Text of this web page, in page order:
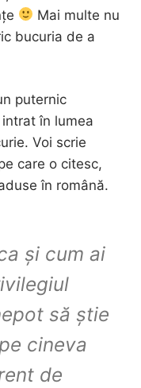
Mai multe nu
bucuria de a
puternic
în lumea
Voi scrie
care o citesc,
în română.
și cum ai
să știe
cineva
de